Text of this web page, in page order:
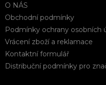
O NÁS
Obchodní podmínky
Podmínky ochrany osobních
Vrácení zboží a reklamace
Kontaktní formulář
Distribuční podmínky pro